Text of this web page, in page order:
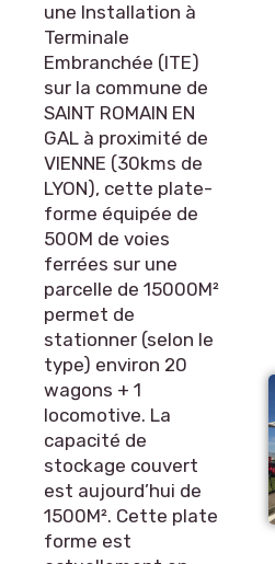
une Installation à
Terminale
Embranchée (ITE)
sur la commune de
SAINT ROMAIN EN
GAL à proximité de
VIENNE (30kms de
LYON), cette plate-
forme équipée de
500M de voies
ferrées sur une
parcelle de 15000M²
permet de
stationner (selon le
type) environ 20
wagons + 1
locomotive. La
capacité de
stockage couvert
est aujourd’hui de
1500M². Cette plate
forme est